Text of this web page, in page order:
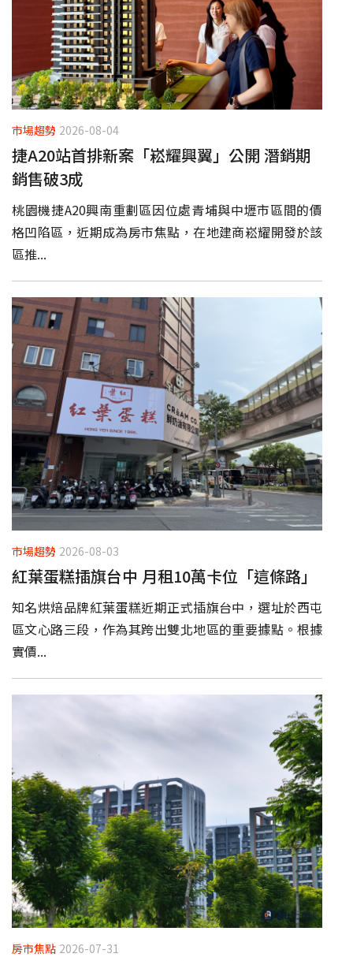
市場趨勢 2026-08-04
捷A20站首排新案「崧耀興翼」公開 潛銷期
銷售破3成
桃園機捷A20興南重劃區因位處青埔與中壢市區間的價
格凹陷區，近期成為房市焦點，在地建商崧耀開發於該
區推...
市場趨勢 2026-08-03
紅葉蛋糕插旗台中 月租10萬卡位「這條路」
知名烘焙品牌紅葉蛋糕近期正式插旗台中，選址於西屯
區文心路三段，作為其跨出雙北地區的重要據點。根據
實價...
房市焦點 2026-07-31